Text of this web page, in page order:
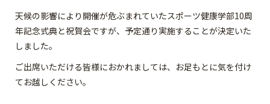
天候の影響により開催が危ぶまれていたスポーツ健康学部10周
年記念式典と祝賀会ですが、予定通り実施することが決定いた
しました。
ご出席いただける皆様におかれましては、お足もとに気を付け
てお越しください。